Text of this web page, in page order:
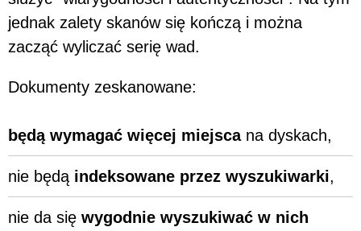
jednak zalety skanów się kończą i można
zacząć wyliczać serię wad.
Dokumenty zeskanowane:
będą wymagać więcej miejscana dyskach,
nie będą indeksowane przez wyszukiwarki,
nie da się wygodnie wyszukiwać w nich